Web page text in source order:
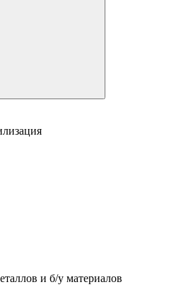
и б/у материалов